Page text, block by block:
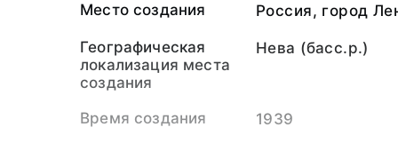
Место создания Россия, город
Географическая
локализация места
создания
Нева (басс.р.)
Время создания 1939